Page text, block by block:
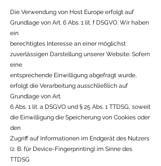
Die Verwendung von Host Europe erfolgt auf
Grundlage von Art. 6 Abs. 1 lit. f DSGVO. Wir haben
ein
berechtigtes Interesse an einer möglichst
zuverlässigen Darstellung unserer Website. Sofern
eine
entsprechende Einwilligung abgefragt wurde,
erfolgt die Verarbeitung ausschließlich auf
Grundlage von Art.
6 Abs. 1 lit. a DSGVO und § 25 Abs. 1 TTDSG, soweit
die Einwilligung die Speicherung von Cookies oder
den
Zugriff auf Informationen im Endgerät des Nutzers
(z. B. für Device-Fingerprinting) im Sinne des
TTDSG